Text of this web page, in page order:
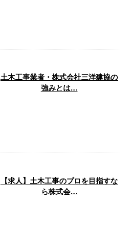
土木工事業者・株式会社三洋建協の
強みとは…
【求人】土木工事のプロを目指すな
ら株式会…